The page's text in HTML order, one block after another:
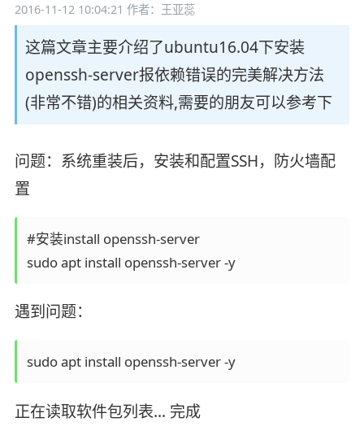
2016-11-12 10:04:21 作者：王亚蕊
这篇文章主要介绍了ubuntu16.04下安装
openssh-server报依赖错误的完美解决方法
(非常不错)的相关资料,需要的朋友可以参考下
问题：系统重装后，安装和配置SSH，防火墙配
置
#安装install openssh-server
sudo apt install openssh-server -y
遇到问题：
sudo apt install openssh-server -y
正在读取软件包列表... 完成